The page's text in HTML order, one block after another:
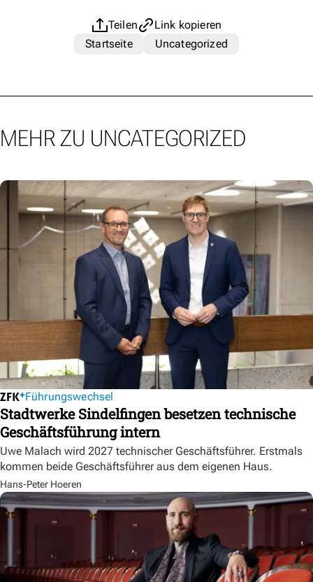
Teilen
Link kopieren
Startseite
Uncategorized
MEHR ZU UNCATEGORIZED
Führungswechsel
Stadtwerke Sindelfingen besetzen technische
Geschäftsführung intern
Uwe Malach wird 2027 technischer Geschäftsführer. Erstmals
kommen beide Geschäftsführer aus dem eigenen Haus.
Hans-Peter Hoeren